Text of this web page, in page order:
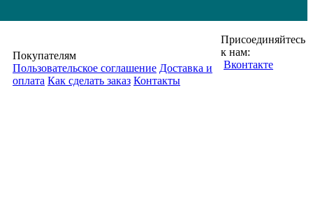
Покупателям
Пользовательское соглашение Доставка и
оплата Как сделать заказ Контакты
Присоединяйтесь
к нам:
Вконтакте